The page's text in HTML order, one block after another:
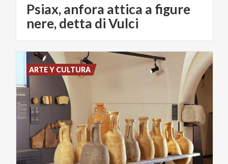
Psiax, anfora attica a figure
nere, detta di Vulci
ARTE Y CULTURA